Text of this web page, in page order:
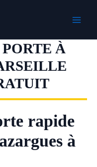
À
rapide
à